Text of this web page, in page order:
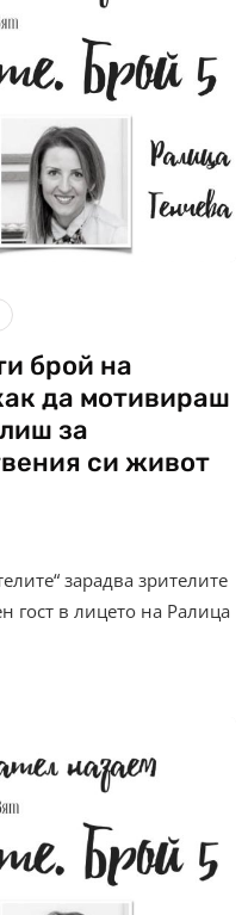
брой на
да мотивираш
за
си живот
зарадва зрителите
гост в лицето на Ралица